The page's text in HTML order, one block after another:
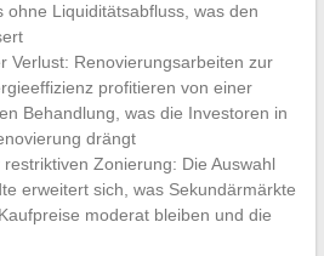
ohne Liquiditätsabfluss, was den
Verlust: Renovierungsarbeiten zur
profitieren von einer
Behandlung, was die Investoren in
drängt
Zonierung: Die Auswahl
erweitert sich, was Sekundärmärkte
moderat bleiben und die